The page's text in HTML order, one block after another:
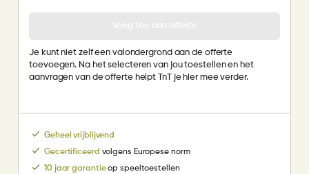
Je kunt niet zelf een valondergrond aan de offerte
toevoegen. Na het selecteren van jou toestellen en het
aanvragen van de offerte helpt TnT je hier mee verder.
Geheel vrijblijvend
Gecertificeerd volgens Europese norm
10 jaar garantieop speeltoestellen